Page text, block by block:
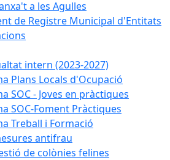
a les Agulles
de Registre Municipal d'Entitats
intern (2023-2027)
Plans Locals d'Ocupació
SOC - Joves en pràctiques
SOC-Foment Pràctiques
Treball i Formació
antifrau
de colònies felines